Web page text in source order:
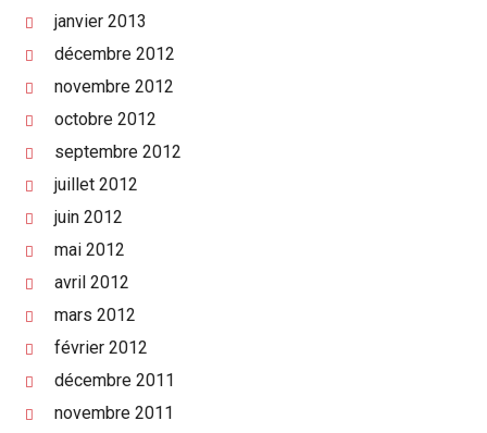
janvier 2013
décembre 2012
novembre 2012
octobre 2012
septembre 2012
juillet 2012
juin 2012
mai 2012
avril 2012
mars 2012
février 2012
décembre 2011
novembre 2011